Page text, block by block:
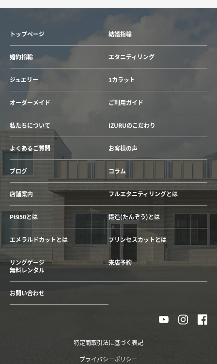
トップページ 結婚指輪
婚約指輪 エタニティリング
ジュエリー 1カラット
オーダーメイド ご利用ガイド
私たちについて IZURUのこだわり
よくあるご質問 お客様の声
ブログ コラム
店舗案内 フルエタニティリングとは
Pt950とは 鍛造(たんぞう)とは
エメラルドカットとは プリンセスカットとは
リングゲージ
無料レンタル
来店予約
お問い合わせ
特定商取引法に基づく表記
プライバシーポリシー